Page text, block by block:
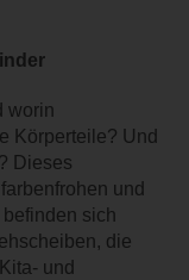
worin
Körperteile? Und
Dieses
und
sich
die
und